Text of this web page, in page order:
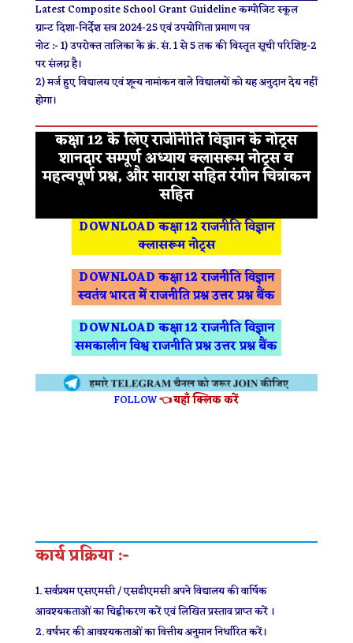
Latest Composite School Grant Guideline कम्पोजिट स्कूल
ग्रान्ट दिशा-निर्देश सत्र 2024-25 एवं उपयोगिता प्रमाण पत्र
नोट :- 1) उपरोक्त तालिका के क्रं. सं. 1 से 5 तक की विस्तृत सूची परिशिष्ट-2
पर संलग्न है।
2) मर्ज हुए विद्यालय एवं शून्य नामांकन वाले विद्यालयों को यह अनुदान देय नहीं
होगा।
कक्षा 12 के लिए राजीनीति विज्ञान के नोट्स
शानदार सम्पूर्ण अध्याय क्लासरूम नोट्स व
महत्वपूर्ण प्रश्न, और सारांश सहित रंगीन चित्रांकन
सहित
DOWNLOAD कक्षा 12 राजनीति विज्ञान
क्लासरूम नोट्स
DOWNLOAD कक्षा 12 राजनीति विज्ञान
स्वतंत्र भारत में राजनीति प्रश्न उत्तर प्रश्न बैंक
DOWNLOAD कक्षा 12 राजनीति विज्ञान
समकालीन विश्व राजनीति प्रश्न उत्तर प्रश्न बैंक
FOLLOW👈 यहाँ क्लिक करें
कार्य प्रक्रिया :-
सर्वप्रथम एसएमसी / एसडीएमसी अपने विद्यालय की वार्षिक
आवश्यकताओं का चिह्नीकरण करें एवं लिखित प्रस्ताव प्राप्त करें ।
वर्षभर की आवश्यकताओं का वित्तीय अनुमान निर्धारित करें।